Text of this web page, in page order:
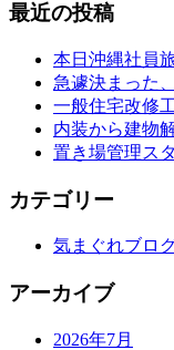
最近の投稿
本日沖縄社員
急遽決まった
一般住宅改修
内装から建物
置き場管理ス
カテゴリー
気まぐれブロ
アーカイブ
2026年7月